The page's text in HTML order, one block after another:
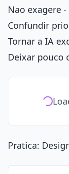
Nao exagere
Confundir
Tornar a IA
Deixar pouco
Pratica: